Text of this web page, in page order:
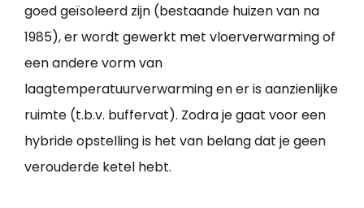
goed geïsoleerd zijn (bestaande huizen van na
1985), er wordt gewerkt met vloerverwarming of
een andere vorm van
laagtemperatuurverwarming en er is aanzienlijke
ruimte (t.b.v. buffervat). Zodra je gaat voor een
hybride opstelling is het van belang dat je geen
verouderde ketel hebt.